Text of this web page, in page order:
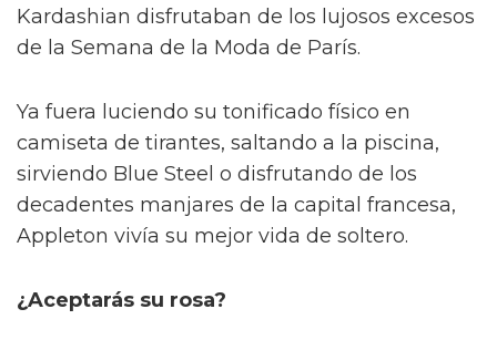
Kardashian disfrutaban de los lujosos excesos
de la Semana de la Moda de París.
Ya fuera luciendo su tonificado físico en
camiseta de tirantes, saltando a la piscina,
sirviendo Blue Steel o disfrutando de los
decadentes manjares de la capital francesa,
Appleton vivía su mejor vida de soltero.
¿Aceptarás su rosa?